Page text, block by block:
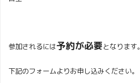
参加されるには予約が必要となります。
下記のフォームよりお申し込みください。